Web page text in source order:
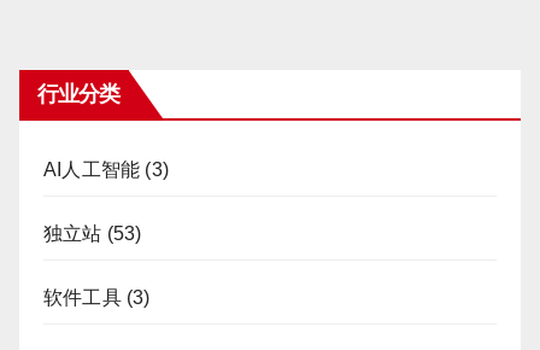
行业分类
AI人工智能 (3)
独立站 (53)
软件工具(3)